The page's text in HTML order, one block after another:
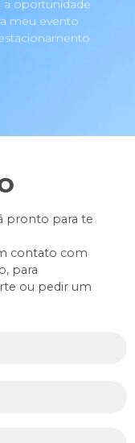
a oportunidade
meu evento
pronto para te
contato com
para
ou pedir um